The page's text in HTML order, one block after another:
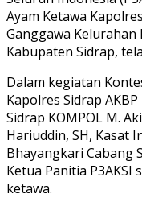
Ayam Ketawa
Ganggawa Kelurahan
Kabupaten Sidrap,
Dalam kegiatan
Kapolres Sidrap
Sidrap KOMPOL M.
Hariuddin, SH, Kasat
Bhayangkari Cabang
Ketua Panitia
ketawa.